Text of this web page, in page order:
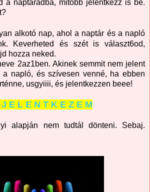
a naptáradba, mitöbb jelentkezz is be.
alkotó nap, ahol a naptár és a napló
Keverheted és szét is választ6od,
hozza neked.
2az1ben. Akinek semmit nem jelent
a napló, és szívesen venné, ha ebben
usgyiiii, és jelentkezzen beee!
E L E N T K E Z E M
alapján nem tudtál dönteni. Sebaj.